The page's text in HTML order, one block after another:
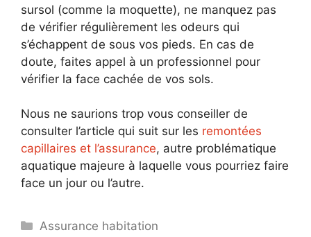
sursol (comme la moquette), ne manquez pas
de vérifier régulièrement les odeurs qui
s’échappent de sous vos pieds. En cas de
doute, faites appel à un professionnel pour
vérifier la face cachée de vos sols.
Nous ne saurions trop vous conseiller de
consulter l’article qui suit sur les remontées
capillaires et l’assurance, autre problématique
aquatique majeure à laquelle vous pourriez faire
face un jour ou l’autre.
Catégories
Assurance habitation